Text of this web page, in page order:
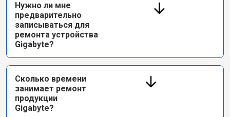
Нужно ли мне
предварительно
записываться для
ремонта устройства
Gigabyte?
Сколько времени
занимает ремонт
продукции
Gigabyte?